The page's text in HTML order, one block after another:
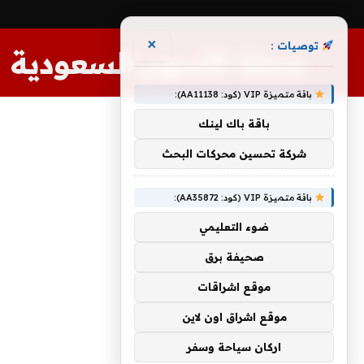
مجلة الأسهم السعودية
توصيات : ×
باقة متميزة VIP (كود: AA11138):
باقة باك لينك
شركة تحسين محركات البحث
باقة متميزة VIP (كود: AA35872):
ضوء التعليمي
صحيفة برق
موقع اشراقات
موقع اشراق اون لاين
اركان سياحة وسفر